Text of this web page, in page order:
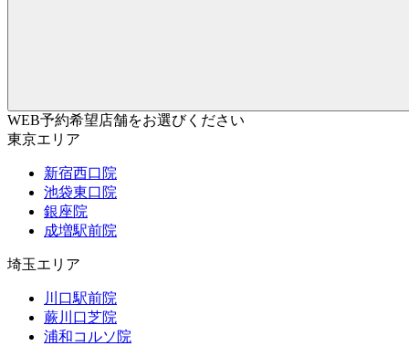
WEB予約希望店舗をお選びください
東京エリア
新宿西口院
池袋東口院
銀座院
成増駅前院
埼玉エリア
川口駅前院
蕨川口芝院
浦和コルソ院